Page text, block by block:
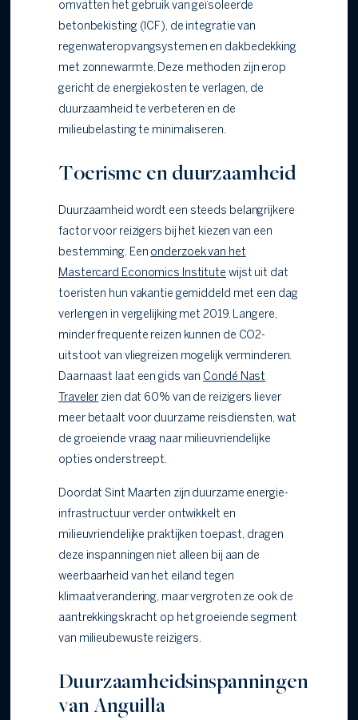
omvatten het gebruik van geïsoleerde
betonbekisting (ICF), de integratie van
regenwateropvangsystemen en dakbedekking
met zonnewarmte. Deze methoden zijn erop
gericht de energiekosten te verlagen, de
duurzaamheid te verbeteren en de
milieubelasting te minimaliseren.
Toerisme en duurzaamheid
Duurzaamheid wordt een steeds belangrijkere
factor voor reizigers bij het kiezen van een
bestemming. Een onderzoek van het
Mastercard Economics Institute wijst uit dat
toeristen hun vakantie gemiddeld met een dag
verlengen in vergelijking met 2019. Langere,
minder frequente reizen kunnen de CO2-
uitstoot van vliegreizen mogelijk verminderen.
Daarnaast laat een gids van Condé Nast
Traveler zien dat 60% van de reizigers liever
meer betaalt voor duurzame reisdiensten, wat
de groeiende vraag naar milieuvriendelijke
opties onderstreept.
Doordat Sint Maarten zijn duurzame energie-
infrastructuur verder ontwikkelt en
milieuvriendelijke praktijken toepast, dragen
deze inspanningen niet alleen bij aan de
weerbaarheid van het eiland tegen
klimaatverandering, maar vergroten ze ook de
aantrekkingskracht op het groeiende segment
van milieubewuste reizigers.
Duurzaamheidsinspanningen
van Anguilla